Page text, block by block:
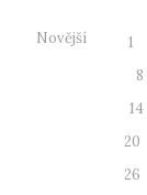
Novější 1
8
14
20
26